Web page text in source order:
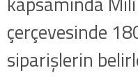
çerçevesinde
siparişlerin